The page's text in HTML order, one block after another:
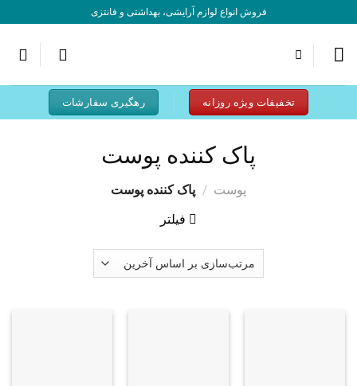
بروید
فروش انواع لوازم آرایشی، بهداشتی و فانتزی
تخفیفات ویژه روزانه رهگیری سفارشات
پاک کننده پوست
پوست / پاک کننده پوست
فیلتر